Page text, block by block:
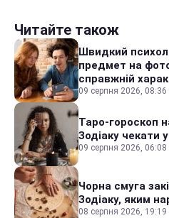
Читайте також
Швидкий
предмет на
справжній
09 серпня 2026, 08:36
Таро-гороскоп
Зодіаку чекати
09 серпня 2026, 06:08
Чорна смуга
Зодіаку, яким
08 серпня 2026, 19:19